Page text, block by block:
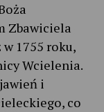
Zbawiciela
1755 roku,
Wcielenia.
i
co